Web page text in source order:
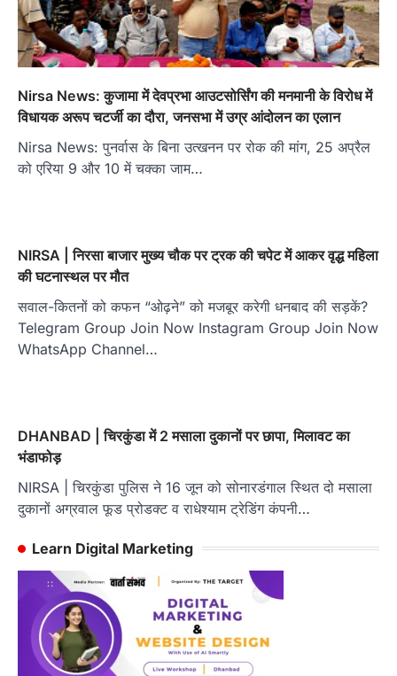
Nirsa News: कुजामा में देवप्रभा आउटसोर्सिंग की मनमानी के विरोध में
विधायक अरूप चटर्जी का दौरा, जनसभा में उग्र आंदोलन का एलान
Nirsa News: पुनर्वास के बिना उत्खनन पर रोक की मांग, 25 अप्रैल
को एरिया 9 और 10 में चक्का जाम…
NIRSA | निरसा बाजार मुख्य चौक पर ट्रक की चपेट में आकर वृद्ध महिला
की घटनास्थल पर मौत
सवाल-कितनों को कफन “ओढ़ने” को मजबूर करेगी धनबाद की सड़कें?
Telegram Group Join Now Instagram Group Join Now
WhatsApp Channel…
DHANBAD | चिरकुंडा में 2 मसाला दुकानों पर छापा, मिलावट का
भंडाफोड़
NIRSA | चिरकुंडा पुलिस ने 16 जून को सोनारडंगाल स्थित दो मसाला
दुकानों अग्रवाल फूड प्रोडक्ट व राधेश्याम ट्रेडिंग कंपनी…
Learn Digital Marketing